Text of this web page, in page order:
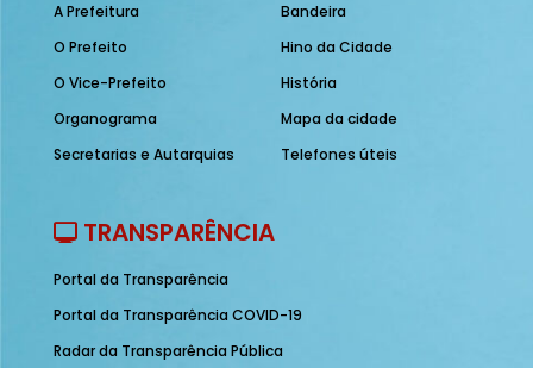
A Prefeitura
O Prefeito
O Vice-Prefeito
Organograma
Secretarias e Autarquias
Bandeira
Hino da Cidade
História
Mapa da cidade
Telefones úteis
TRANSPARÊNCIA
Portal da Transparência
Portal da Transparência COVID-19
Radar da Transparência Pública